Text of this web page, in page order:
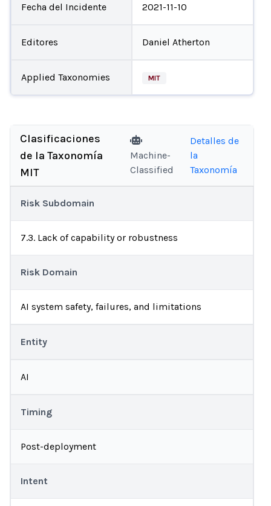
Fecha del Incidente 2021-11-10
Editores Daniel Atherton
Applied Taxonomies MIT
Clasificaciones
de la Taxonomía
MIT
Machine-
Classified
Detalles de
la
Taxonomía
Risk Subdomain
7.3. Lack of capability or robustness
Risk Domain
AI system safety, failures, and limitations
Entity
AI
Timing
Post-deployment
Intent